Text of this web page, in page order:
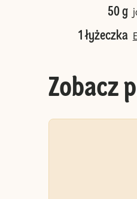
50 g
1 łyżeczka
Zobacz